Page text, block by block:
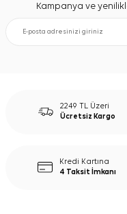
Kampanya ve
2249 TL Üzeri
Ücretsiz Kargo
Kredi Kartına
4 Taksit İmkanı